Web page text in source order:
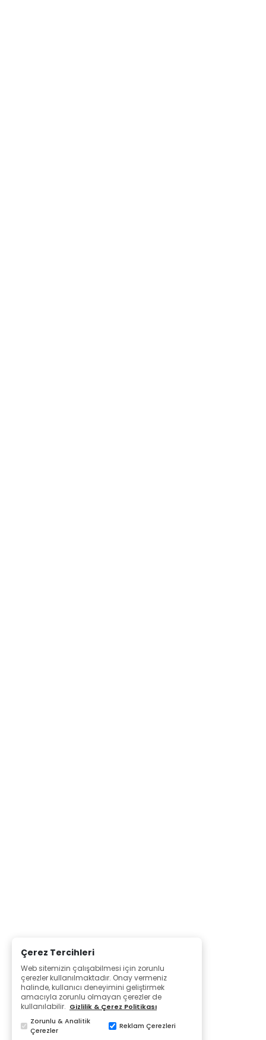
Çerez Tercihleri
Web sitemizin çalışabilmesi için zorunlu
çerezler kullanılmaktadır. Onay vermeniz
halinde, kullanıcı deneyimini geliştirmek
amacıyla zorunlu olmayan çerezler de
kullanılabilir. Gizlilik & Çerez Politikası
Zorunlu & Analitik
Çerezler
Reklam Çerezleri